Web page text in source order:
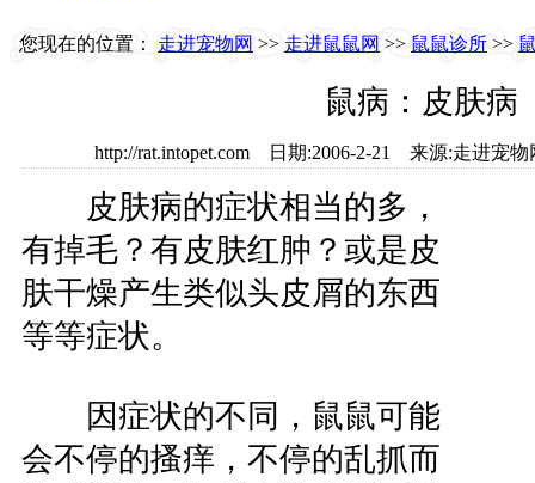
您现在的位置： 走进宠物网 >> 走进鼠鼠网 >> 鼠鼠诊所 >>
鼠病：皮肤病
http://rat.intopet.com 日期:2006-2-21 来源:走进
皮肤病的症状相当的多，
有掉毛？有皮肤红肿？或是皮
肤干燥产生类似头皮屑的东西
等等症状。
因症状的不同，鼠鼠可能
会不停的搔痒，不停的乱抓而